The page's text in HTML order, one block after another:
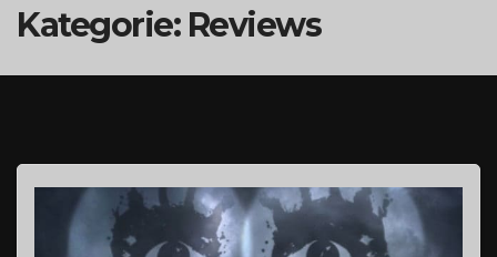
Kategorie: Reviews